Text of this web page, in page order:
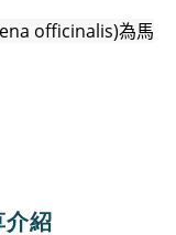
officinalis)為馬
介紹